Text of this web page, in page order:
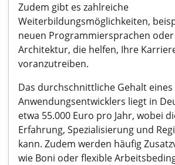
Zudem gibt es zahlreiche
Weiterbildungsmöglichkeiten,
neuen Programmiersprachen
Architektur, die helfen, Ihre
voranzutreiben.
Das durchschnittliche Gehalt eines
Anwendungsentwicklers liegt in
etwa 55.000 Euro pro Jahr, wobei
Erfahrung, Spezialisierung und
kann. Zudem werden häufig
wie Boni oder flexible